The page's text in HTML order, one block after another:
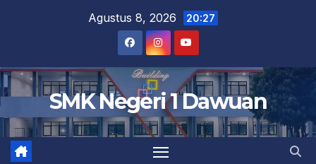
Agustus 8, 2026 20:27
SMK Negeri 1 Dawuan